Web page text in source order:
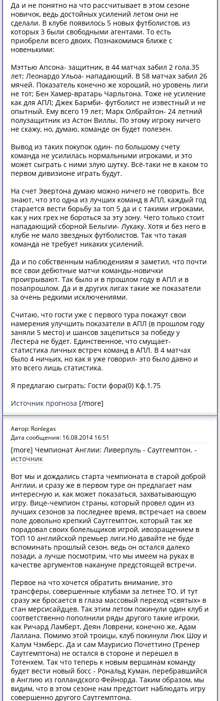
Да и не понятно на что рассчитывает в этом сезоне
новичок, ведь достойных усилений летом они не
сделали. В клубе появилось 5 новых футболистов, из
которых 3 были свободными агентами. То есть
приобрели всего двоих. Познакомимся ближе с
новенькими:
Мэттью Апсона- защитник, в 44 матчах забил 2 гола.35
лет; Леонардо Ульоа- нападающий. В 58 матчах забил 26
мячей. Показатель конечно же хороший, но уровень лиги
не тот; Бен Хамер-вратарь Чарльтона. Тоже не усиление
как для АПЛ; Джек Бармби- футболист не известный и не
опытный. Ему всего 19 лет; Марк Олбрайтон- 24 летний
полузащитник из Астон Виллы. По этому игроку ничего
не скажу, но, думаю, команде он будет полезен.
Вывод из таких покупок один- по большому счету
команда не усилилась нормальными игроками, и это
может сыграть с ними злую шутку. Всё-таки не в каком то
первом дивизионе играть будут.
На счет Эвертона думаю можно ничего не говорить. Все
знают, что это одна из лучших команд в АПЛ, каждый год
старается вести борьбу за топ 5 да и с такими игроками,
как у них грех не бороться за эту зону. Чего только стоит
нападающий сборной Бельгии- Лукаку. Хотя и без него в
клубе не мало звездных футболистов. Так что такая
команда не требует никаких усилений.
Да и по собственным наблюдениям я заметил, что почти
все свои дебютные матчи команды-новички
проигрывают. Так было и в прошлом году в АПЛ и в
позапрошлом. Да и в других лигах такие же показатели
за очень редкими исключениями.
Считаю, что гости уже с первого тура покажут свои
намерения улучшить показатели в АПЛ (в прошлом году
заняли 5 место) и шансов зацепиться за победу у
Лестера не будет. Единственное, что смущает-
статистика личных встреч команд в АПЛ. В 4 матчах
было 4 ничьих, но как я уже говорил- это было давно и
это всего лишь статистика.
Я предлагаю сыграть: Гости фора(0) Кф.1.75
Источник прогноза [/more]
Автор: Ronlegas
Дата сообщения: 16.08.2014 16:51
[more] Чемпионат Англии: Ливерпуль - Саутгемптон. -
источник
Вот мы и дождались старта чемпионата в старой доброй
Англии, и сразу же в первом туре он предлагает нам
интересную и, как может показаться, захватывающую
игру. Вице-чемпион страны, который провел один из
лучших сезонов за последнее время, встречает на своем
поле довольно крепкий Саутгемптон, который так же
порадовал своих болельщиков игрой, ивозращением в
ТОП 10 английской премьер лиги.Но давайте не буде
вспоминать прошлый сезон, ведь он остался далеко
позади, а лучше посмотрим, что мы имеем на руках в
качестве аргументов накануне предстоящей встречи.
Первое на что хочется обратить внимание, это
трансферы, совершенные клубами за летнее ТО. И тут
сразу же бросается в глаза массовый переход «святых» в
стан мерсисайдцев. Так этим летом покинули один клуб и
соответственно пополнили ряды другого такие игроки,
как Ричард Ламберт, Деян Ловрени, конечно же, Адам
Лаллана. Помимо этой троицы, клуб покинули Люк Шоу и
Калум Чэмберс. Да и сам Маурисио Почеттино (Тренер
Саутгемптона) не остался в стороне и перешел в
Тотенхем. Так что теперь к новым вершинам команду
будет вести новый босс - Рональд Куман, перебравшийся
в Англию из голландского Фейнорда. Таким образом, мы
видим, что в этом сезоне нам предстоит наблюдать игру
совершенно другого Саутгемптона.